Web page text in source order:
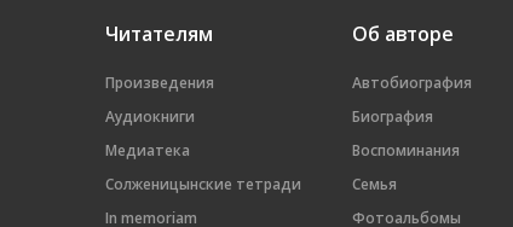
Читателям
Произведения
Аудиокниги
Медиатека
Солженицынские тетради
In memoriam
Об авторе
Автобиография
Биография
Воспоминания
Семья
Фотоальбомы